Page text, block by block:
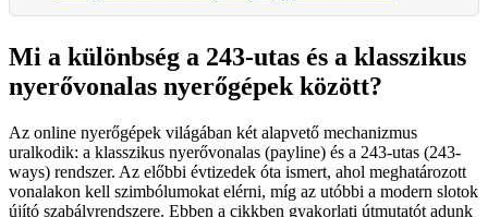
Mi a különbség a 243-utas és a klasszikus
nyerővonalas nyerőgépek között?
Az online nyerőgépek világában két alapvető mechanizmus
uralkodik: a klasszikus nyerővonalas (payline) és a 243-utas (243-
ways) rendszer. Az előbbi évtizedek óta ismert, ahol meghatározott
vonalakon kell szimbólumokat elérni, míg az utóbbi a modern slotok
újító szabályrendszere. Ebben a cikkben gyakorlati útmutatót adunk